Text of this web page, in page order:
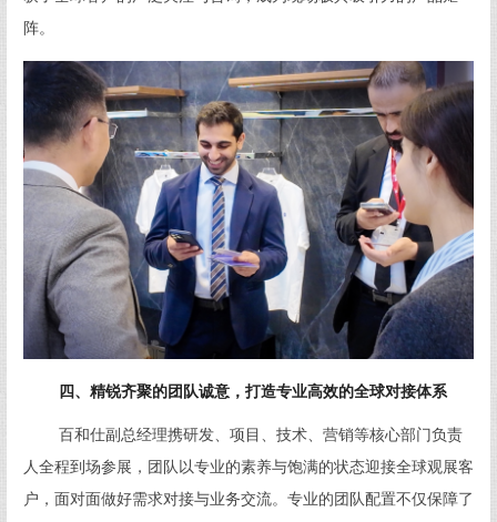
阵。
四、精锐齐聚的团队诚意，打造专业高效的全球对接体系
百和仕副总经理携研发、项目、技术、营销等核心部门负责
人全程到场参展，团队以专业的素养与饱满的状态迎接全球观展客
户，面对面做好需求对接与业务交流。专业的团队配置不仅保障了